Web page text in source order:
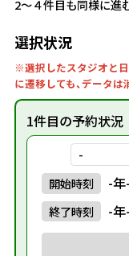
2～４件目も同様に進
選択状況
※選択したスタジオと
に遷移しても、データは
1件目の予約状況
-
開始時刻 -
終了時刻 -